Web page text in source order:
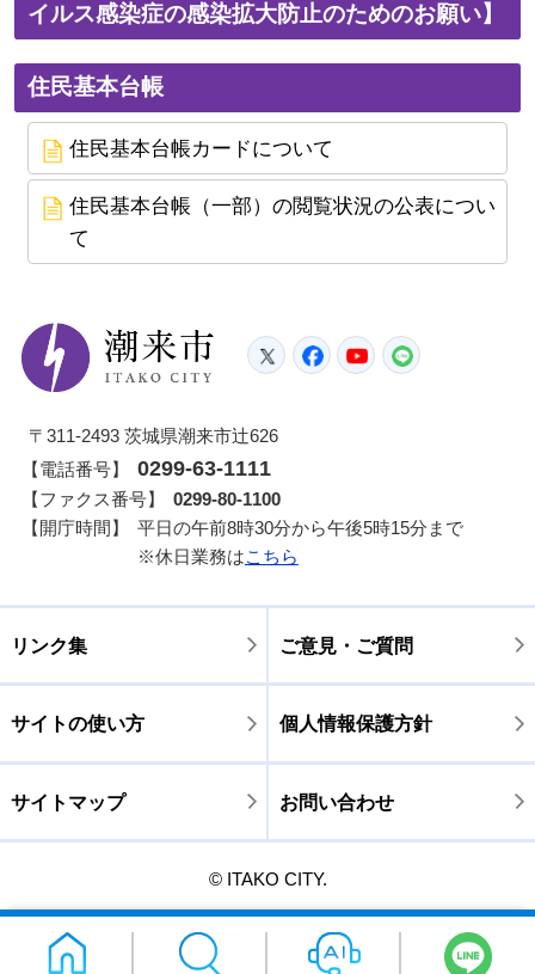
イルス感染症の感染拡大防止のためのお願い】
住民基本台帳
住民基本台帳カードについて
住民基本台帳（一部）の閲覧状況の公表につい
て
潮来市
TwitterFacebook
YouTube
〒311-2493 茨城県潮来市辻626
【電話番号】
0299-63-1111
【ファクス番号】
0299-80-1100
【開庁時間】
平日の午前8時30分から午後5時15分まで
※休日業務はこちら
リンク集 ご意見・ご質問
サイトの使い方 個人情報保護方針
サイトマップ お問い合わせ
© ITAKO CITY.